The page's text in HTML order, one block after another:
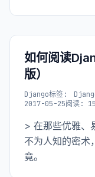
如何阅读
版）
Django标签:
2017-05-25阅读:
> 在那些优雅、
不为人知的密术
竟。